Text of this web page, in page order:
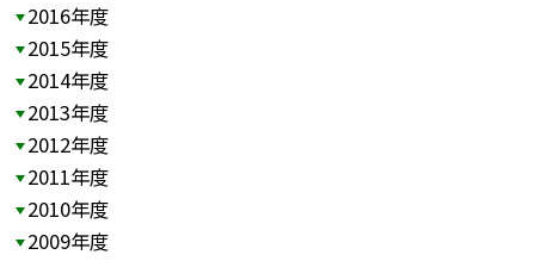
2016年度
2015年度
2014年度
2013年度
2012年度
2011年度
2010年度
2009年度